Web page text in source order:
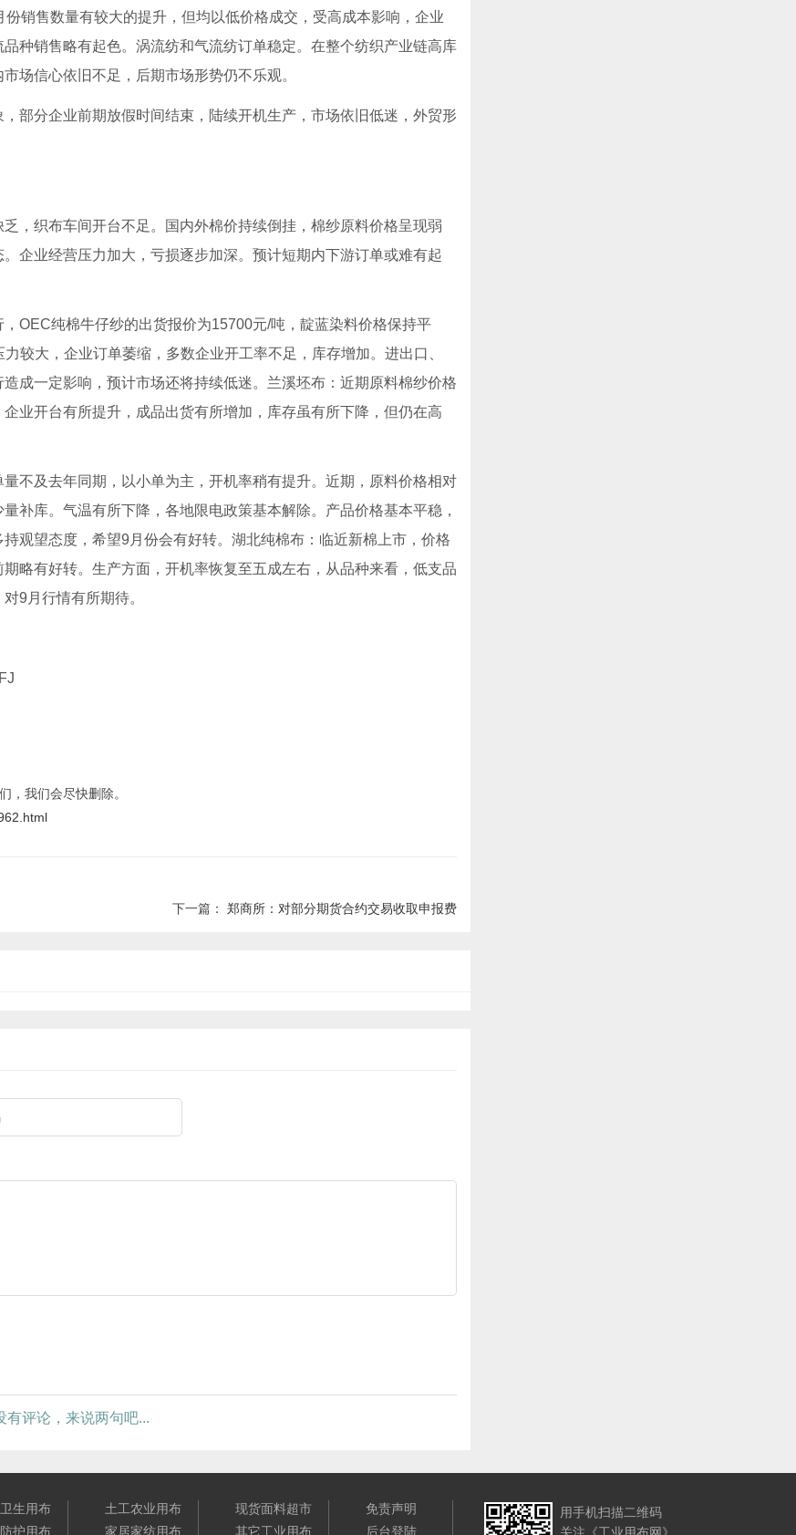
销售数量有较大的提升，但均以低价格成交，受高成本影响，企业
种销售略有起色。涡流纺和气流纺订单稳定。在整个纺织产业链高库
场信心依旧不足，后期市场形势仍不乐观。
分企业前期放假时间结束，陆续开机生产，市场依旧低迷，外贸形
织布车间开台不足。国内外棉价持续倒挂，棉纱原料价格呈现弱
企业经营压力加大，亏损逐步加深。预计短期内下游订单或难有起
纯棉牛仔纱的出货报价为15700元/吨，靛蓝染料价格保持平
较大，企业订单萎缩，多数企业开工率不足，库存增加。进出口、
成一定影响，预计市场还将持续低迷。兰溪坯布：近期原料棉纱价格
业开台有所提升，成品出货有所增加，库存虽有所下降，但仍在高
及去年同期，以小单为主，开机率稍有提升。近期，原料价格相对
补库。气温有所下降，各地限电政策基本解除。产品价格基本平稳，
观望态度，希望9月份会有好转。湖北纯棉布：临近新棉上市，价格
略有好转。生产方面，开机率恢复至五成左右，从品种来看，低支品
9月行情有所期待。
，我们会尽快删除。
下一篇： 郑商所：对部分期货合约交易收取申报费
评论，来说两句吧...
生用布
护用布
土工农业用布
家居家纺用布
现货面料超市
其它工业用布
免责声明
后台登陆
用手机扫描二维码